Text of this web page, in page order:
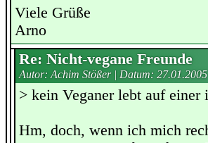
Viele Grüße
Arno
Re: Nicht-vegane Freunde
Autor: Achim Stößer | Datum:
> kein Veganer lebt auf einer
Hm, doch, wenn ich mich